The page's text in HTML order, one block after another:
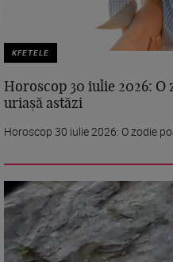
KFETELE
Horoscop 30 iulie 2026: O
uriașă astăzi
Horoscop 30 iulie 2026: O zodie